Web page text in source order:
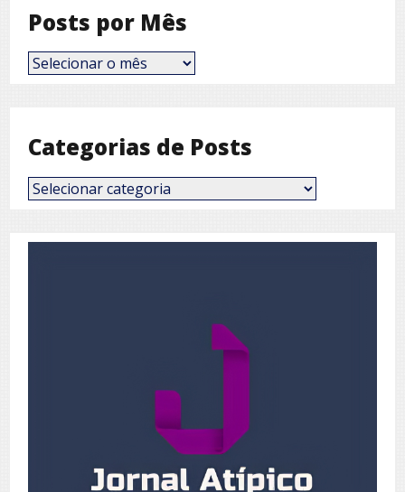
Posts por Mês
Posts
por
Categorias de Posts
Categorias
de